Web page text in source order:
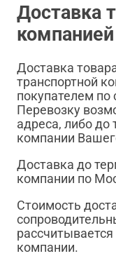
Доставка
компанией
Доставка
транспортной
покупателем
Перевозку
адреса, либо до
компании
Доставка до
компании по
Стоимость
компании.